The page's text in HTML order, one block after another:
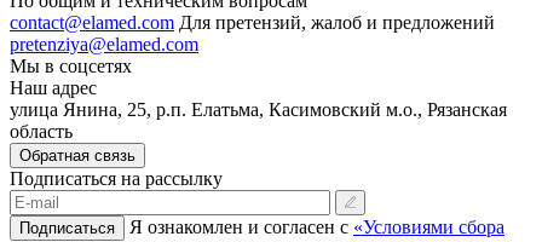
contact@elamed.com Для претензий, жалоб и предложений
pretenziya@elamed.com
Мы в соцсетях
Наш адрес
улица Янина, 25, р.п. Елатьма, Касимовский м.о., Рязанская
область
Обратная связь
Подписаться на рассылку
Подписаться Я ознакомлен и согласен с «Условиями сбора